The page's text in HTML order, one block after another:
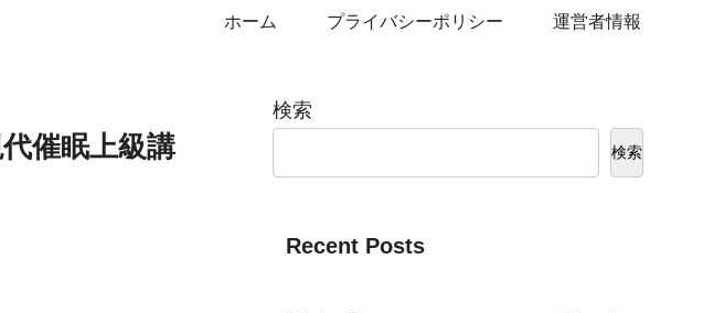
ホーム プライバシーポリシー 運営者情報
催眠上級講
検索
検索
Recent Posts